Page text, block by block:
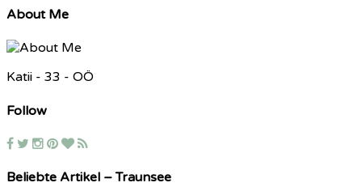
About Me
Katii - 33 - OÖ
Follow
Beliebte Artikel – Traunsee